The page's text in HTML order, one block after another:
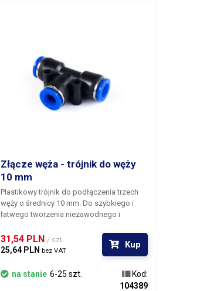
Złącze węża - trójnik do węży
10 mm
Plastikowy trójnik do podłączenia trzech
węży o średnicy 10 mm. Do szybkiego i
łatwego tworzenia niezawodnego i
dystrybucji powietrza. Produkt jest używany
wyłącznie do dystrybucji powietrza i
31,54 PLN / szt.
25,64 PLN bez VAT
Kup
na stanie 6-25 szt.
Kod:
104389